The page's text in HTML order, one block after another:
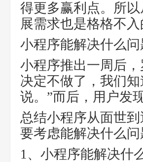
得更多赢利点。所
展需求也是格格不入
小程序能解决什么问
小程序推出一周后
决定不做了，我们
说。”而后，用户发
总结小程序从面世
要考虑能解决什么问
1、小程序能解决什